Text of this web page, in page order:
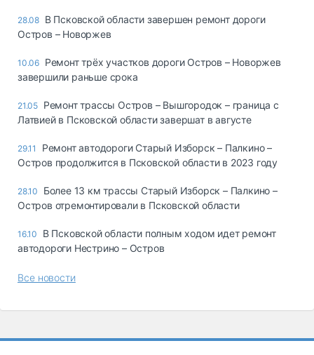
Топливо, масла и
автохимия
28.08 В Псковской области завершен ремонт дороги
Остров – Новоржев
10.06 Ремонт трёх участков дороги Остров – Новоржев
завершили раньше срока
21.05 Ремонт трассы Остров – Вышгородок – граница с
Латвией в Псковской области завершат в августе
29.11
Ремонт автодороги Старый Изборск – Палкино –
Остров продолжится в Псковской области в 2023 году
28.10
Более 13 км трассы Старый Изборск – Палкино –
Остров отремонтировали в Псковской области
16.10
В Псковской области полным ходом идет ремонт
автодороги Нестрино – Остров
Все новости